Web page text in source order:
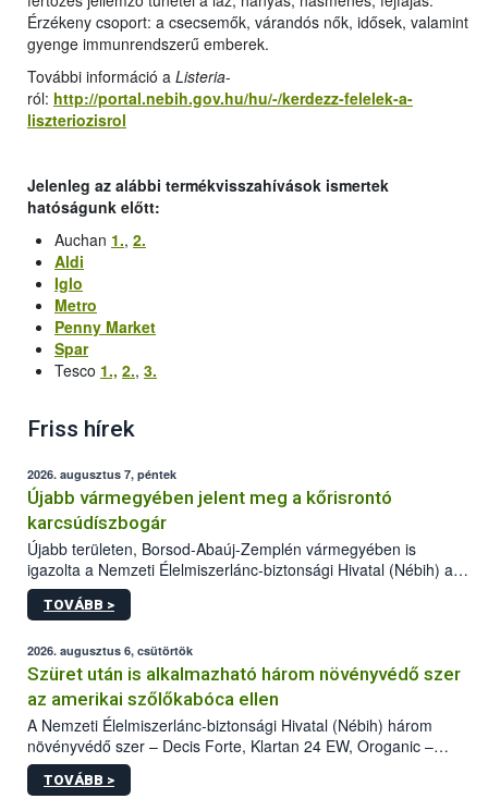
Érzékeny csoport: a csecsemők, várandós nők, idősek, valamint
gyenge immunrendszerű emberek.
További információ a Listeria-
ról: http://portal.nebih.gov.hu/hu/-/kerdezz-felelek-a-
liszteriozisrol
Jelenleg az alábbi termékvisszahívások ismertek
hatóságunk előtt:
Auchan 1., 2.
Aldi
Iglo
Metro
Penny Market
Spar
Tesco 1., 2., 3.
Friss hírek
2026. augusztus 7, péntek
Újabb vármegyében jelent meg a kőrisrontó
karcsúdíszbogár
Újabb területen, Borsod-Abaúj-Zemplén vármegyében is
igazolta a Nemzeti Élelmiszerlánc-biztonsági Hivatal (Nébih) a
kőrisrontó karcsúdíszbogár (Agrilus planipennis) jelenlétét. A
kártevőt nem csak színcsapdában találták meg, de már fertőzött
az intenzív felderítést, emellett az intézkedéseket a szlovák
hatósággal is összehangolják a terjedés megállítása érdekében.
TOVÁBB >
2026. augusztus 6, csütörtök
Szüret után is alkalmazható három növényvédő szer
az amerikai szőlőkabóca ellen
A Nemzeti Élelmiszerlánc-biztonsági Hivatal (Nébih) három
növényvédő szer – Decis Forte, Klartan 24 EW, Oroganic –
engedélyokiratát módosította, így azok a szüretet követően,
egészen a vesszőérettség (BBCH 91) stádiumáig
TOVÁBB >